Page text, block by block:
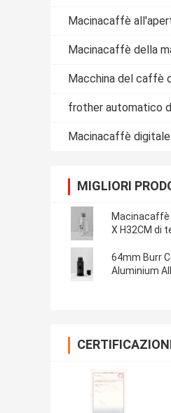
Macinacaffè
Macinacaffè della
Macchina del caffè
frother automatico
Macinacaffè digitale
MIGLIORI
Macinacaffè
X H32CM di
64mm Burr
Aluminium